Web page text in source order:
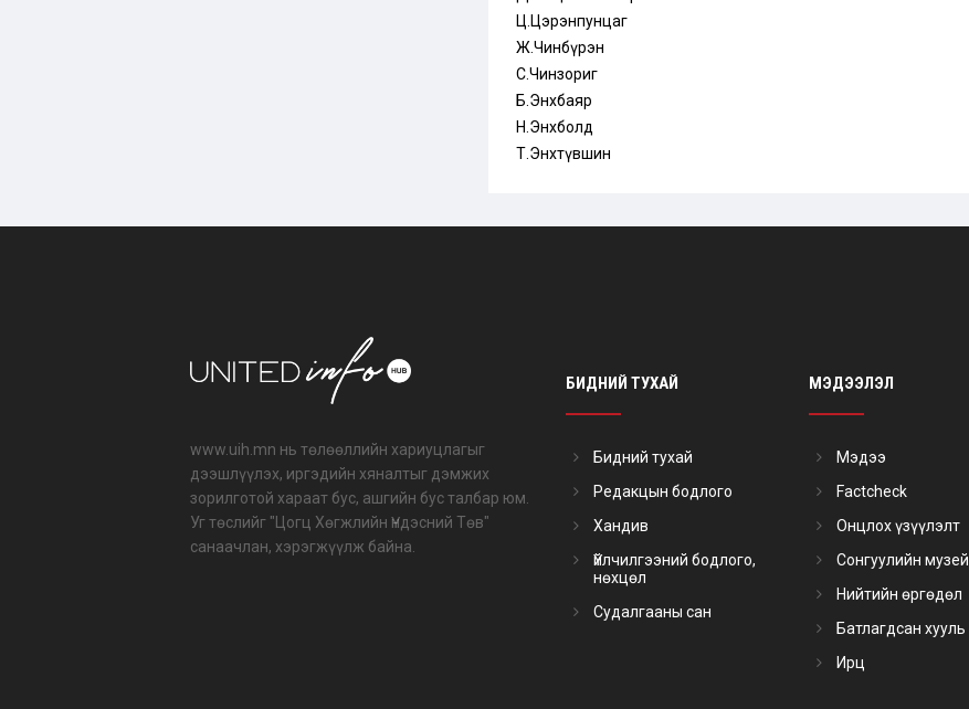
Ц.Цэрэнпунцаг
Ж.Чинбүрэн
С.Чинзориг
Б.Энхбаяр
Н.Энхболд
Т.Энхтүвшин
www.uih.mn нь төлөөллийн хариуцлагыг
дээшлүүлэх, иргэдийн хяналтыг дэмжих
зорилготой хараат бус, ашгийн бус талбар юм.
Уг төслийг "Цогц Хөгжлийн Үндэсний Төв"
санаачлан, хэрэгжүүлж байна.
БИДНИЙ ТУХАЙ
Бидний тухай
Редакцын бодлого
Хандив
Үйлчилгээний бодлого,
нөхцөл
Судалгааны сан
МЭДЭЭЛЭЛ
Мэдээ
Factcheck
Онцлох үзүүлэлт
Сонгуулийн музей
Нийтийн өргөдөл
Батлагдсан хууль
Ирц